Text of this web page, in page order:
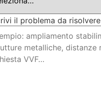
il problema da risolvere